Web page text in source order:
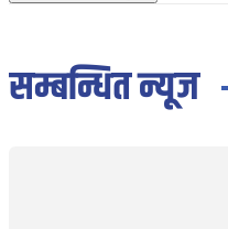
सम्बन्धित न्यूज